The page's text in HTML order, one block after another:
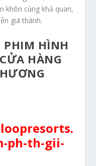
khôn cùng khả quan,
giá thành.
PHIM HÌNH
HÀNG
ph-th-gii-